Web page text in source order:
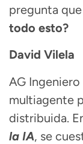
pregunta
todo esto?
David Vilela
AG
multiagente
distribuida.
la IA, se